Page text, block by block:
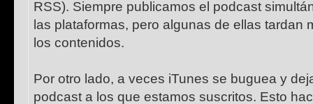
RSS). Siempre publicamos el podcast
las plataformas, pero algunas de ellas tardan
los contenidos.
Por otro lado, a veces iTunes se buguea y
podcast a los que estamos suscritos. Esto